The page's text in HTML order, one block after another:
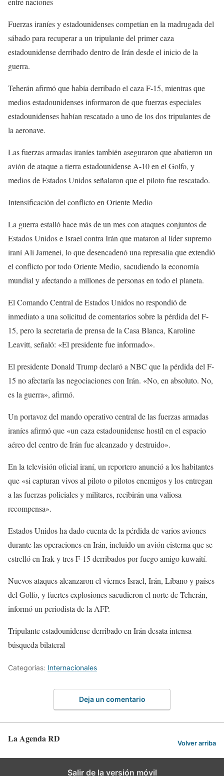
Fuerzas iraníes y estadounidenses competían en la madrugada del
sábado para recuperar a un tripulante del primer caza
estadounidense derribado dentro de Irán desde el inicio de la
guerra.
Teherán afirmó que había derribado el caza F-15, mientras que
medios estadounidenses informaron de que fuerzas especiales
estadounidenses habían rescatado a uno de los dos tripulantes de
la aeronave.
Las fuerzas armadas iraníes también aseguraron que abatieron un
avión de ataque a tierra estadounidense A-10 en el Golfo, y
medios de Estados Unidos señalaron que el piloto fue rescatado.
Intensificación del conflicto en Oriente Medio
La guerra estalló hace más de un mes con ataques conjuntos de
Estados Unidos e Israel contra Irán que mataron al líder supremo
iraní Ali Jamenei, lo que desencadenó una represalia que extendió
el conflicto por todo Oriente Medio, sacudiendo la economía
mundial y afectando a millones de personas en todo el planeta.
El Comando Central de Estados Unidos no respondió de
inmediato a una solicitud de comentarios sobre la pérdida del F-
15, pero la secretaria de prensa de la Casa Blanca, Karoline
Leavitt, señaló: «El presidente fue informado».
El presidente Donald Trump declaró a NBC que la pérdida del F-
15 no afectaría las negociaciones con Irán. «No, en absoluto. No,
es la guerra», afirmó.
Un portavoz del mando operativo central de las fuerzas armadas
iraníes afirmó que «un caza estadounidense hostíl en el espacio
aéreo del centro de Irán fue alcanzado y destruido».
En la televisión oficial iraní, un reportero anunció a los habitantes
que «si capturan vivos al piloto o pilotos enemigos y los entregan
a las fuerzas policiales y militares, recibirán una valiosa
recompensa».
Estados Unidos ha dado cuenta de la pérdida de varios aviones
durante las operaciones en Irán, incluido un avión cisterna que se
estrelló en Irak y tres F-15 derribados por fuego amigo kuwaití.
Nuevos ataques alcanzaron el viernes Israel, Irán, Líbano y países
del Golfo, y fuertes explosiones sacudieron el norte de Teherán,
informó un periodista de la AFP.
Tripulante estadounidense derribado en Irán desata intensa
búsqueda bilateral
Categorías: Internacionales
Deja un comentario
La Agenda RD Volver arriba
Salir de la versión móvil